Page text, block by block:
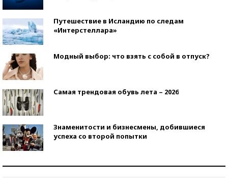
Путешествие в Исландию по следам
«Интерстеллара»
Модный выбор: что взять с собой в отпуск?
Самая трендовая обувь лета – 2026
Знаменитости и бизнесмены, добившиеся
успеха со второй попытки